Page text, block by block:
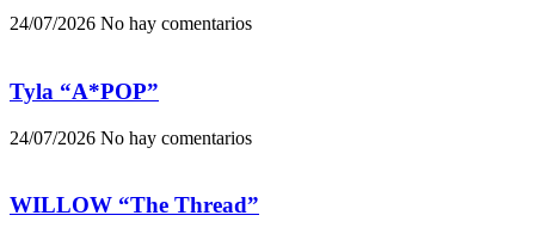
24/07/2026 No hay comentarios
Tyla “A*POP”
24/07/2026 No hay comentarios
WILLOW “The Thread”